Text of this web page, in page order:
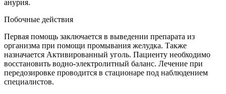
анурия.
Побочные действия
Первая помощь заключается в выведении препарата из
организма при помощи промывания желудка. Также
назначается Активированный уголь. Пациенту необходимо
восстановить водно-электролитный баланс. Лечение при
передозировке проводится в стационаре под наблюдением
специалистов.